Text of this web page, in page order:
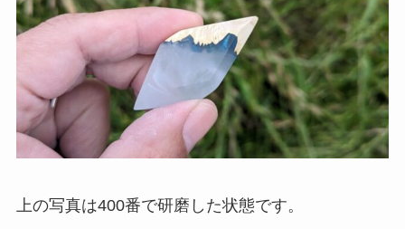
上の写真は400番で研磨した状態です。